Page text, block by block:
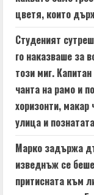
a
d
i
n
g
цветя, които
Студеният
го наказваше за
този миг.
чанта на рамо и
хоризонти,
улица и
Марко задържа
изведнъж се
притисната към